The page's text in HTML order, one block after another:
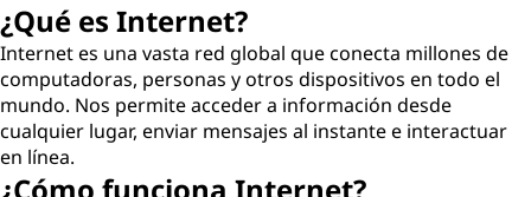
¿Qué es Internet?
Internet es una vasta red global que conecta millones de
computadoras, personas y otros dispositivos en todo el
mundo. Nos permite acceder a información desde
cualquier lugar, enviar mensajes al instante e interactuar
en línea.